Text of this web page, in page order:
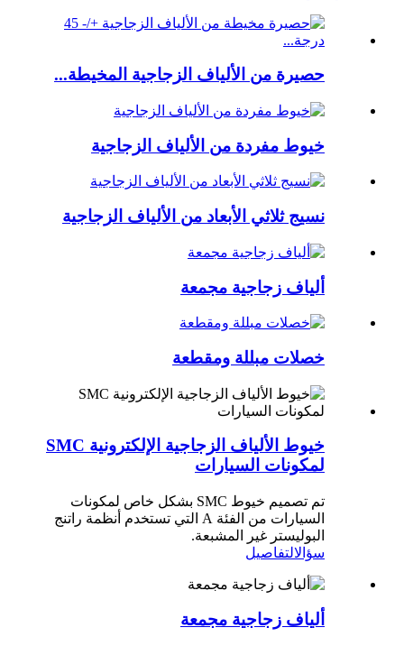
حصيرة من الألياف الزجاجية المخيطة...
خيوط مفردة من الألياف الزجاجية
نسيج ثلاثي الأبعاد من الألياف الزجاجية
ألياف زجاجية مجمعة
خصلات مبللة ومقطعة
خيوط الألياف الزجاجية الإلكترونية SMC
لمكونات السيارات
تم تصميم خيوط SMC بشكل خاص لمكونات
السيارات من الفئة A التي تستخدم أنظمة راتنج
البوليستر غير المشبعة.
سؤالالتفاصيل
ألياف زجاجية مجمعة